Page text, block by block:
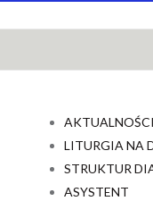
AKTUALNOŚCI
LITURGIA NA
STRUKTUR
ASYSTENT